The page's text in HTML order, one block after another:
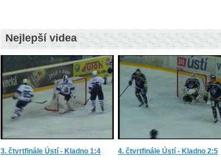
Nejlepší videa
3. čtvrtfinále Ústí - Kladno 1:4 4. čtvrtfinále Ústí - Kladno 2:5